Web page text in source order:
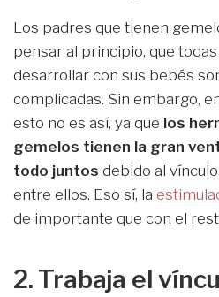
Los padres que tienen
pensar al principio, que
desarrollar con sus bebés son
complicadas. Sin embargo,
esto no es así, ya que los
gemelos tienen la gran
todo juntos debido al
entre ellos. Eso sí, la
de importante que con el
2. Trabaja el